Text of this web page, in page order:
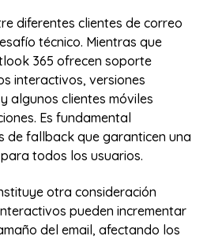
diferentes clientes de correo
técnico. Mientras que
365 ofrecen soporte
interactivos, versiones
algunos clientes móviles
Es fundamental
de fallback que garanticen una
todos los usuarios.
otra consideración
pueden incrementar
del email, afectando los